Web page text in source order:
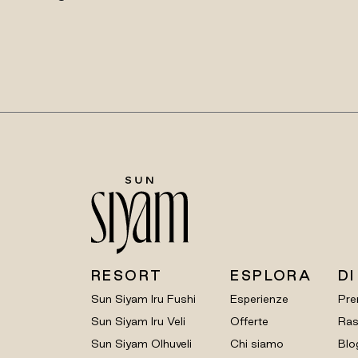
RESORT
Sun Siyam Iru Fushi
Sun Siyam Iru Veli
Sun Siyam Olhuveli
ESPLORA
Esperienze
Offerte
Chi siamo